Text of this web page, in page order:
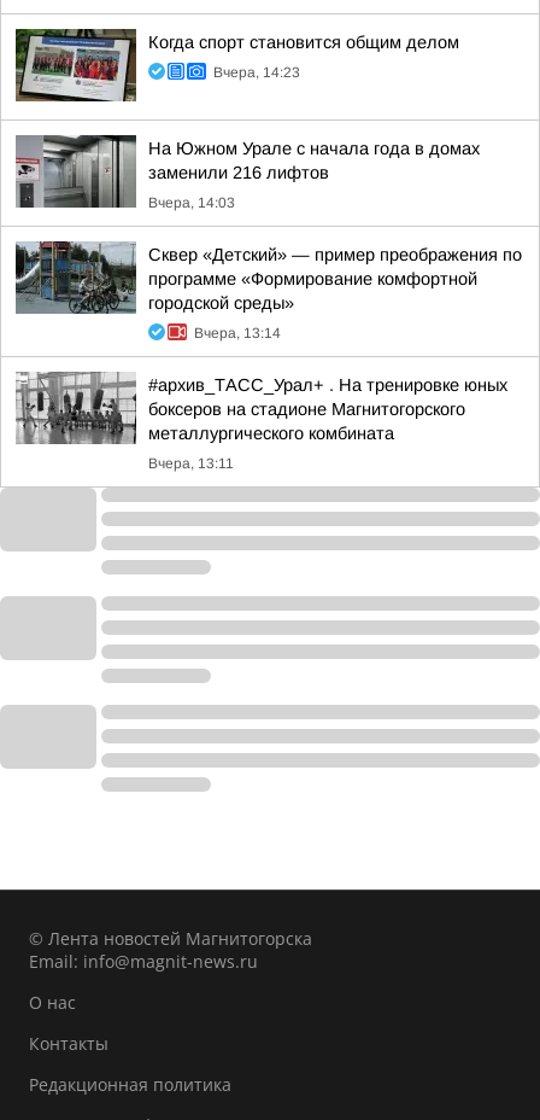
Когда спорт становится общим делом
Вчера, 14:23
На Южном Урале с начала года в домах
заменили 216 лифтов
Вчера, 14:03
Сквер «Детский» — пример преображения по
программе «Формирование комфортной
городской среды»
Вчера, 13:14
#архив_ТАСС_Урал+ . На тренировке юных
боксеров на стадионе Магнитогорского
металлургического комбината
Вчера, 13:11
© Лента новостей Магнитогорска
Email: info@magnit-news.ru
О нас
Контакты
Редакционная политика